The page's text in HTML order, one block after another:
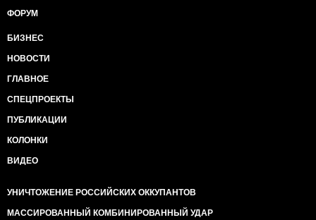
ФОРУМ
БИЗНЕС
НОВОСТИ
ГЛАВНОЕ
СПЕЦПРОЕКТЫ
ПУБЛИКАЦИИ
КОЛОНКИ
ВИДЕО
УНИЧТОЖЕНИЕ РОССИЙСКИХ ОККУПАНТОВ
МАССИРОВАННЫЙ КОМБИНИРОВАННЫЙ УДАР